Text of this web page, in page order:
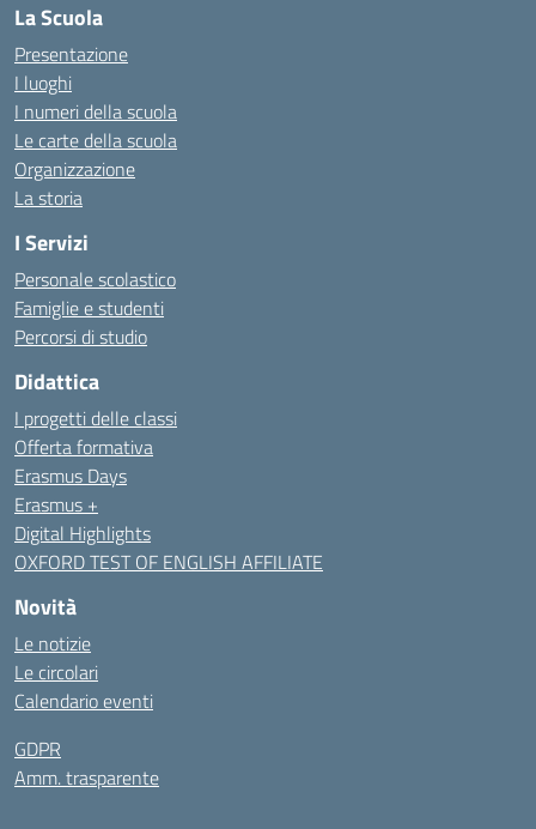
La Scuola
Presentazione
I luoghi
I numeri della scuola
Le carte della scuola
Organizzazione
La storia
I Servizi
Personale scolastico
Famiglie e studenti
Percorsi di studio
Didattica
I progetti delle classi
Offerta formativa
Erasmus Days
Erasmus +
Digital Highlights
OXFORD TEST OF ENGLISH AFFILIATE
Novità
Le notizie
Le circolari
Calendario eventi
GDPR
Amm. trasparente